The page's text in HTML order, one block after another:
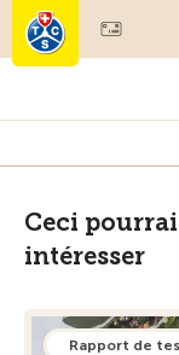
Membres &
Ceci
intéresser
Rapport de